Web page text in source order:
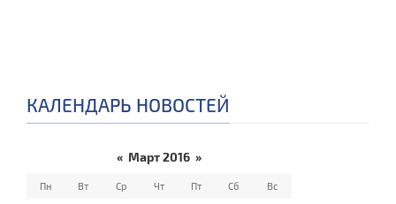
КАЛЕНДАРЬ НОВОСТЕЙ
« Март 2016 »
Пн Вт Ср Чт Пт Сб Вс